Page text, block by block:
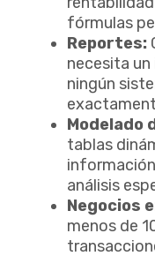
fórmulas
Reportes:
necesita
ningún
Modelado
tablas
análisis
Negocios
menos de